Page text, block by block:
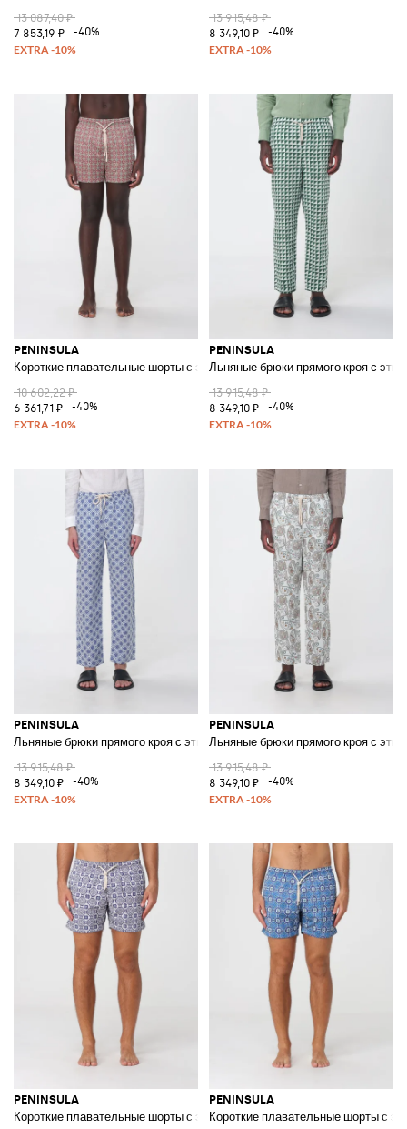
13 087,40 ₽
7 853,19 ₽
-40%
13 915,48 ₽
8 349,10 ₽
-40%
PENINSULA
Короткие плавательные шорты с этническим узором и шнурком
10 602,22 ₽
6 361,71 ₽
-40%
PENINSULA
Льняные брюки прямого кроя с
13 915,48 ₽
8 349,10 ₽
-40%
PENINSULA
Льняные брюки прямого кроя с этническим узором и шнурком
13 915,48 ₽
8 349,10 ₽
-40%
PENINSULA
Льняные брюки прямого кроя с
13 915,48 ₽
8 349,10 ₽
-40%
PENINSULA
Короткие плавательные шорты с этническим узором и шнурком
PENINSULA
Короткие плавательные шорты с